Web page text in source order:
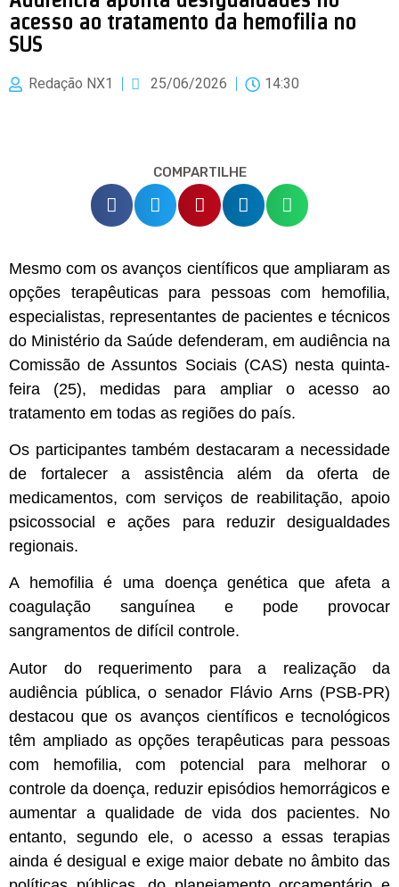
acesso ao tratamento da hemofilia no
SUS
Redação NX1 25/06/2026 14:30
COMPARTILHE
Mesmo com os avanços científicos que ampliaram as
opções terapêuticas para pessoas com hemofilia,
especialistas, representantes de pacientes e técnicos
do Ministério da Saúde defenderam, em audiência na
Comissão de Assuntos Sociais (CAS) nesta quinta-
feira (25), medidas para ampliar o acesso ao
tratamento em todas as regiões do país.
Os participantes também destacaram a necessidade
de fortalecer a assistência além da oferta de
medicamentos, com serviços de reabilitação, apoio
psicossocial e ações para reduzir desigualdades
regionais.
A hemofilia é uma doença genética que afeta a
coagulação sanguínea e pode provocar
sangramentos de difícil controle.
Autor do requerimento para a realização da
audiência pública, o senador Flávio Arns (PSB-PR)
destacou que os avanços científicos e tecnológicos
têm ampliado as opções terapêuticas para pessoas
com hemofilia, com potencial para melhorar o
controle da doença, reduzir episódios hemorrágicos e
aumentar a qualidade de vida dos pacientes. No
entanto, segundo ele, o acesso a essas terapias
ainda é desigual e exige maior debate no âmbito das